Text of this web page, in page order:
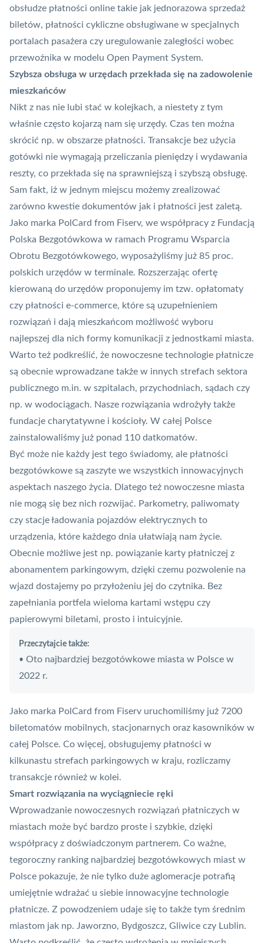
obsłudze płatności online takie jak jednorazowa sprzedaż
biletów, płatności cykliczne obsługiwane w specjalnych
portalach pasażera czy uregulowanie zaległości wobec
przewoźnika w modelu Open Payment System.
Szybsza obsługa w urzędach przekłada się na zadowolenie
mieszkańców
Nikt z nas nie lubi stać w kolejkach, a niestety z tym
właśnie często kojarzą nam się urzędy. Czas ten można
skrócić np. w obszarze płatności. Transakcje bez użycia
gotówki nie wymagają przeliczania pieniędzy i wydawania
reszty, co przekłada się na sprawniejszą i szybszą obsługę.
Sam fakt, iż w jednym miejscu możemy zrealizować
zarówno kwestie dokumentów jak i płatności jest zaletą.
Jako marka PolCard from Fiserv, we współpracy z Fundacją
Polska Bezgotówkowa w ramach Programu Wsparcia
Obrotu Bezgotówkowego, wyposażyliśmy już 85 proc.
polskich urzędów w terminale. Rozszerzając ofertę
kierowaną do urzędów proponujemy im tzw. opłatomaty
czy płatności e-commerce, które są uzupełnieniem
rozwiązań i dają mieszkańcom możliwość wyboru
najlepszej dla nich formy komunikacji z jednostkami miasta.
Warto też podkreślić, że nowoczesne technologie płatnicze
są obecnie wprowadzane także w innych strefach sektora
publicznego m.in. w szpitalach, przychodniach, sądach czy
np. w wodociągach. Nasze rozwiązania wdrożyły także
fundacje charytatywne i kościoły. W całej Polsce
zainstalowaliśmy już ponad 110 datkomatów.
Być może nie każdy jest tego świadomy, ale płatności
bezgotówkowe są zaszyte we wszystkich innowacyjnych
aspektach naszego życia. Dlatego też nowoczesne miasta
nie mogą się bez nich rozwijać. Parkometry, paliwomaty
czy stacje ładowania pojazdów elektrycznych to
urządzenia, które każdego dnia ułatwiają nam życie.
Obecnie możliwe jest np. powiązanie karty płatniczej z
abonamentem parkingowym, dzięki czemu pozwolenie na
wjazd dostajemy po przyłożeniu jej do czytnika. Bez
zapełniania portfela wieloma kartami wstępu czy
papierowymi biletami, prosto i intuicyjnie.
Przeczytajcie także:
• Oto najbardziej bezgotówkowe miasta w Polsce w
2022 r.
Jako marka PolCard from Fiserv uruchomiliśmy już 7200
biletomatów mobilnych, stacjonarnych oraz kasowników w
całej Polsce. Co więcej, obsługujemy płatności w
kilkunastu strefach parkingowych w kraju, rozliczamy
transakcje również w kolei.
Smart rozwiązania na wyciągniecie ręki
Wprowadzanie nowoczesnych rozwiązań płatniczych w
miastach może być bardzo proste i szybkie, dzięki
współpracy z doświadczonym partnerem. Co ważne,
tegoroczny ranking najbardziej bezgotówkowych miast w
Polsce pokazuje, że nie tylko duże aglomeracje potrafią
umiejętnie wdrażać u siebie innowacyjne technologie
płatnicze. Z powodzeniem udaje się to także tym średnim
miastom jak np. Jaworzno, Bydgoszcz, Gliwice czy Lublin.